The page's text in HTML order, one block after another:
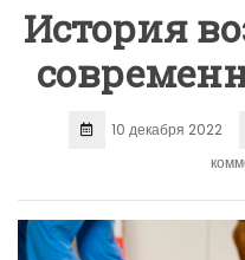
История
10 декабря 2022